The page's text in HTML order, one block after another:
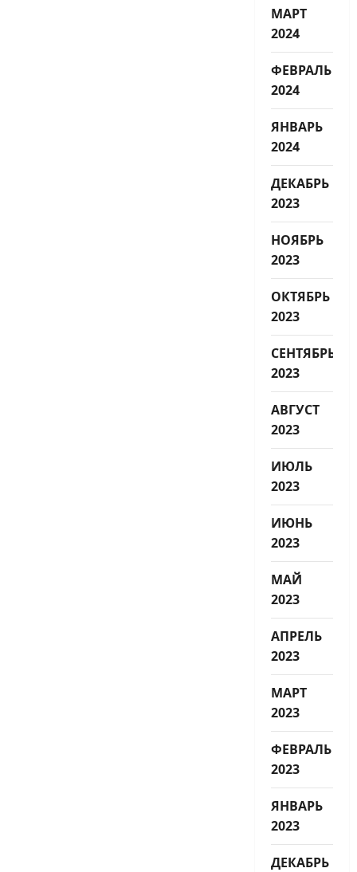
МАРТ
2024
ФЕВРАЛЬ
2024
ЯНВАРЬ
2024
ДЕКАБРЬ
2023
НОЯБРЬ
2023
ОКТЯБРЬ
2023
СЕНТЯБРЬ
2023
АВГУСТ
2023
ИЮЛЬ
2023
ИЮНЬ
2023
МАЙ
2023
АПРЕЛЬ
2023
МАРТ
2023
ФЕВРАЛЬ
2023
ЯНВАРЬ
2023
ДЕКАБРЬ